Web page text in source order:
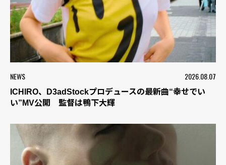
NEWS 2026.08.07
ICHIRO、D3adStockプロデュースの最新曲“幸せでい
い”MV公開 監督は鴨下大輝